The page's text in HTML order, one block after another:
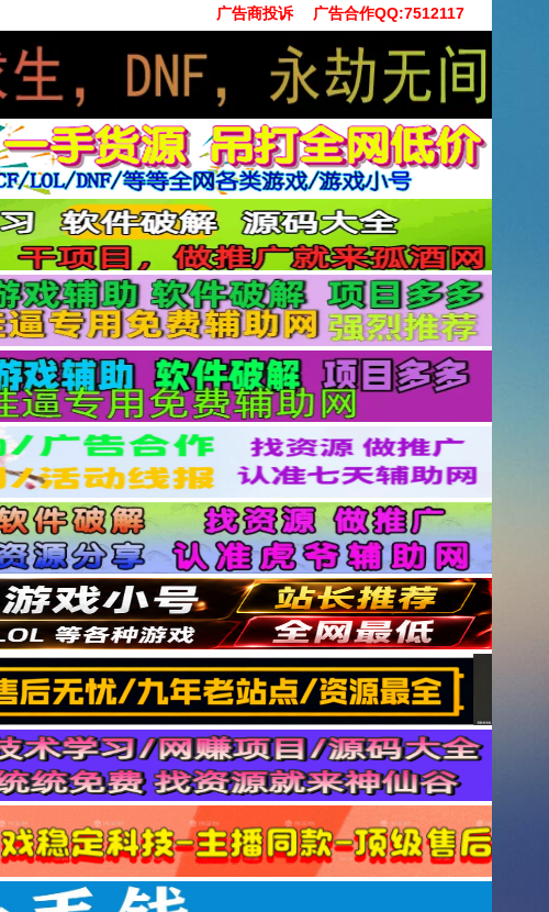
广告商投诉 广告合作QQ:7512117